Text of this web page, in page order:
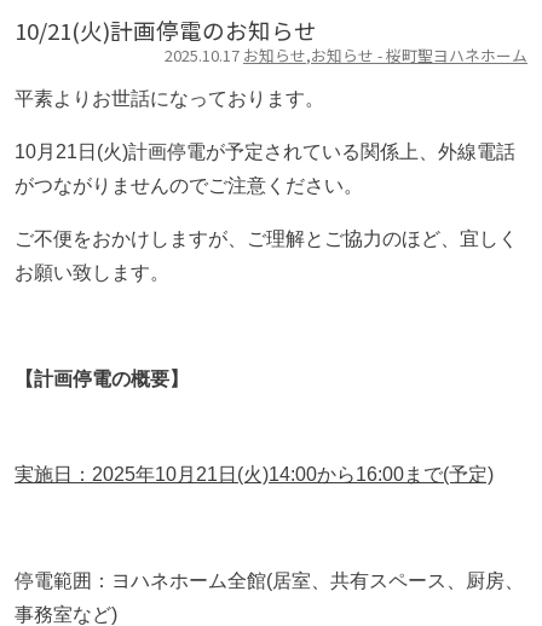
10/21(火)計画停電のお知らせ
2025.10.17 お知らせ,お知らせ - 桜町聖ヨハネホーム
平素よりお世話になっております。
10月21日(火)計画停電が予定されている関係上、外線電話
がつながりませんのでご注意ください。
ご不便をおかけしますが、ご理解とご協力のほど、宜しく
お願い致します。
【計画停電の概要】
実施日： 2025年10月21日(火)14:00から16:00まで(予定)
停電範囲：ヨハネホーム全館(居室、共有スペース、厨房、
事務室など)